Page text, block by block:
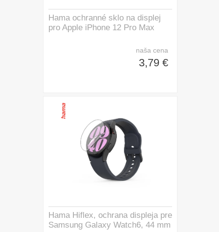
Hama ochranné sklo na displej
pro Apple iPhone 12 Pro Max
naša cena
3,79 €
Hama Hiflex, ochrana displeja pre
Samsung Galaxy Watch6, 44 mm